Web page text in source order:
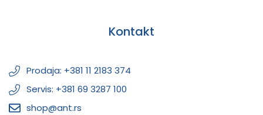
Kontakt
Prodaja: +381 11 2183 374
Servis: +381 69 3287 100
shop@ant.rs